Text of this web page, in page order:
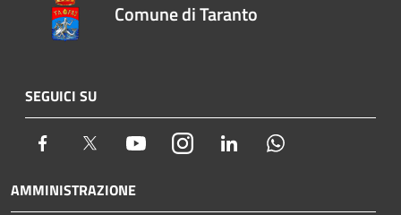
Comune di Taranto
SEGUICI SU
Facebook Twitter YoutubeInstagram LinkedIn
AMMINISTRAZIONE